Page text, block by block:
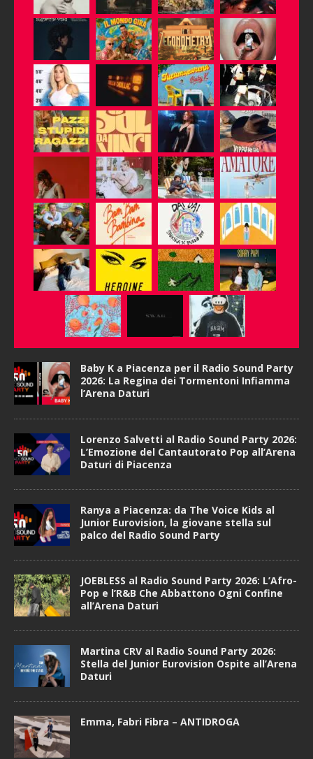
Baby K a Piacenza per il Radio Sound Party
2026: La Regina dei Tormentoni Infiamma
l’Arena Daturi
Lorenzo Salvetti al Radio Sound Party 2026:
L’Emozione del Cantautorato Pop all’Arena
Daturi di Piacenza
Ranya a Piacenza: da The Voice Kids al
Junior Eurovision, la giovane stella sul
palco del Radio Sound Party
JOEBLESS al Radio Sound Party 2026: L’Afro-
Pop e l’R&B Che Abbattono Ogni Confine
all’Arena Daturi
Martina CRV al Radio Sound Party 2026:
Stella del Junior Eurovision Ospite all’Arena
Daturi
Emma, Fabri Fibra – ANTIDROGA